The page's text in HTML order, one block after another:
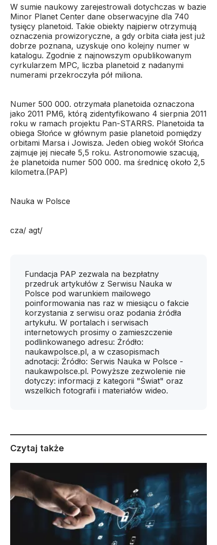
W sumie naukowy zarejestrowali dotychczas w bazie
Minor Planet Center dane obserwacyjne dla 740
tysięcy planetoid. Takie obiekty najpierw otrzymują
oznaczenia prowizoryczne, a gdy orbita ciała jest już
dobrze poznana, uzyskuje ono kolejny numer w
katalogu. Zgodnie z najnowszym opublikowanym
cyrkularzem MPC, liczba planetoid z nadanymi
numerami przekroczyła pół miliona.
Numer 500 000. otrzymała planetoida oznaczona
jako 2011 PM6, którą zidentyfikowano 4 sierpnia 2011
roku w ramach projektu Pan-STARRS. Planetoida ta
obiega Słońce w głównym pasie planetoid pomiędzy
orbitami Marsa i Jowisza. Jeden obieg wokół Słońca
zajmuje jej niecałe 5,5 roku. Astronomowie szacują,
że planetoida numer 500 000. ma średnicę około 2,5
kilometra.(PAP)
Nauka w Polsce
cza/ agt/
Fundacja PAP zezwala na bezpłatny
przedruk artykułów z Serwisu Nauka w
Polsce pod warunkiem mailowego
poinformowania nas raz w miesiącu o fakcie
korzystania z serwisu oraz podania źródła
artykułu. W portalach i serwisach
internetowych prosimy o zamieszczenie
podlinkowanego adresu: Źródło:
naukawpolsce.pl, a w czasopismach
adnotacji: Źródło: Serwis Nauka w Polsce -
naukawpolsce.pl. Powyższe zezwolenie nie
dotyczy: informacji z kategorii "Świat" oraz
wszelkich fotografii i materiałów wideo.
Czytaj także